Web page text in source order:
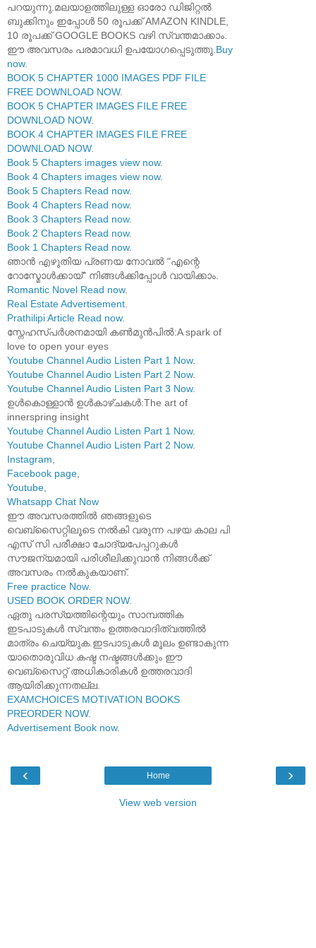
പറയുന്നു.മലയാളത്തിലുള്ള ഓരോ ഡിജിറ്റൽ
ബുക്കിനും ഇപ്പോൾ 50 രൂപക്ക് AMAZON KINDLE,
10 രൂപക്ക് GOOGLE BOOKS വഴി സ്വന്തമാക്കാം.
ഈ അവസരം പരമാവധി ഉപയോഗപ്പെടുത്തു.Buy
now.
BOOK 5 CHAPTER 1000 IMAGES PDF FILE
FREE DOWNLOAD NOW.
BOOK 5 CHAPTER IMAGES FILE FREE
DOWNLOAD NOW.
BOOK 4 CHAPTER IMAGES FILE FREE
DOWNLOAD NOW.
Book 5 Chapters images view now.
Book 4 Chapters images view now.
Book 5 Chapters Read now.
Book 4 Chapters Read now.
Book 3 Chapters Read now.
Book 2 Chapters Read now.
Book 1 Chapters Read now.
ഞാൻ എഴുതിയ പ്രണയ നോവൽ "എന്റെ
റോസ്മോൾക്കായ്" നിങ്ങൾക്കിപ്പോൾ വായിക്കാം.
Romantic Novel Read now.
Real Estate Advertisement.
Prathilipi Article Read now.
സ്നേഹസ്പർശനമായി കൺമുൻപിൽ:A spark of
love to open your eyes
Youtube Channel Audio Listen Part 1 Now.
Youtube Channel Audio Listen Part 2 Now.
Youtube Channel Audio Listen Part 3 Now.
ഉൾകൊള്ളാൻ ഉൾകാഴ്ചകൾ:The art of
innerspring insight
Youtube Channel Audio Listen Part 1 Now.
Youtube Channel Audio Listen Part 2 Now.
Instagram,
Facebook page,
Youtube,
Whatsapp Chat Now
ഈ അവസരത്തിൽ ഞങ്ങളുടെ
വെബ്സൈറ്റിലൂടെ നൽകി വരുന്ന പഴയ കാല പി
എസ് സി പരീക്ഷാ ചോദ്യപേപ്പറുകൾ
സൗജന്യമായി പരിശീലിക്കുവാൻ നിങ്ങൾക്ക്
അവസരം നൽകുകയാണ്.
Free practice Now.
USED BOOK ORDER NOW.
ഏതു പരസ്യത്തിന്റെയും സാമ്പത്തിക
ഇടപാടുകൾ സ്വന്തം ഉത്തരവാദിത്വത്തിൽ
മാത്രം ചെയ്യുക.ഇടപാടുകൾ മൂലം ഉണ്ടാകുന്ന
യാതൊരുവിധ കഷ്ട നഷ്ടങ്ങൾക്കും ഈ
വെബ്സൈറ്റ് അധികാരികൾ ഉത്തരവാദി
ആയിരിക്കുന്നതല്ല.
EXAMCHOICES MOTIVATION BOOKS
PREORDER NOW.
Advertisement Book now.
‹ ›
Home
View web version